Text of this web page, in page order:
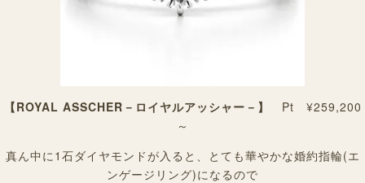
【ROYAL ASSCHER－ロイヤルアッシャー－】
Pt ¥259,200
～
真ん中に1石ダイヤモンドが入ると、とても華やかな婚約指輪(エ
ンゲージリング)になるので